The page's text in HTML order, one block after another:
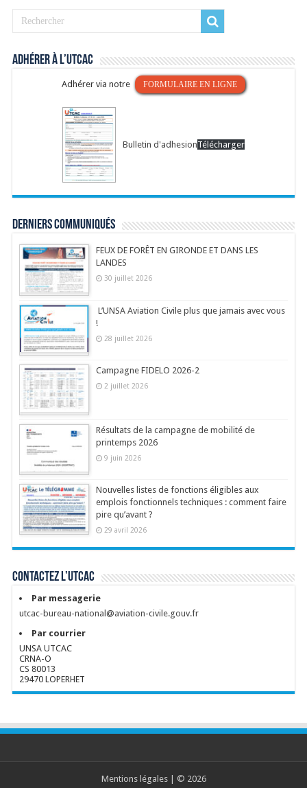
Adhérer à l’UTCAC
Adhérer via notre FORMULAIRE EN LIGNE
Bulletin d'adhesionTélécharger
Derniers communiqués
FEUX DE FORÊT EN GIRONDE ET DANS LES
LANDES
30 juillet 2026
L’UNSA Aviation Civile plus que jamais avec vous
!
28 juillet 2026
Campagne FIDELO 2026-2
2 juillet 2026
Résultats de la campagne de mobilité de
printemps 2026
9 juin 2026
Nouvelles listes de fonctions éligibles aux
emplois fonctionnels techniques : comment faire
pire qu’avant ?
29 avril 2026
Contactez l’UTCAC
Par messagerie
utcac-bureau-national@aviation-civile.gouv.fr
Par courrier
UNSA UTCAC
CRNA-O
CS 80013
29470 LOPERHET
Mentions légales| © 2026